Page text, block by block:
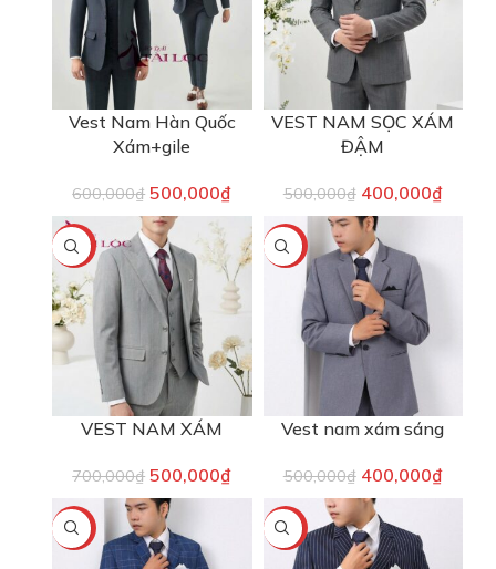
Vest Nam Hàn Quốc
Xám+gile
600,000₫ 500,000₫
VEST NAM SỌC XÁM
ĐẬM
500,000₫ 400,000₫
-29%
VEST NAM XÁM
700,000₫ 500,000₫
-20%
Vest nam xám sáng
500,000₫ 400,000₫
-20% -20%